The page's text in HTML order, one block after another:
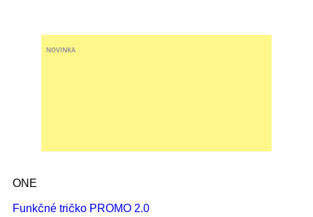
NOVINKA
ONE
Funkčné tričko PROMO 2.0